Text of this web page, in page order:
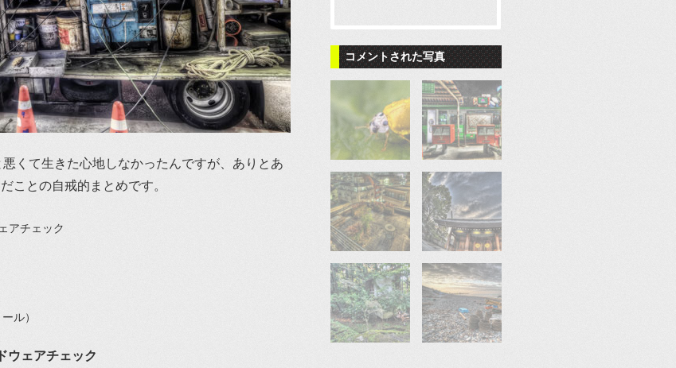
くて生きた心地しなかったんですが、ありとあ
ことの自戒的まとめです。
アチェック
ル）
ウェアチェック
コメントされた写真